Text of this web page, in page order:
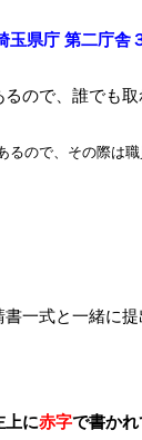
玉県庁 第二庁舎
ので、誰でも
るので、その際は
一式と一緒に
上に赤字で書かれ